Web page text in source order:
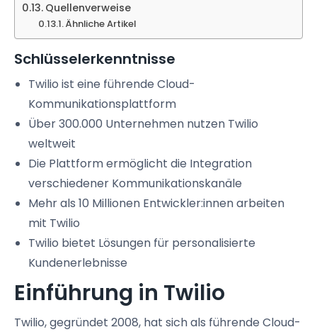
Quellenverweise
Ähnliche Artikel
Schlüsselerkenntnisse
Twilio ist eine führende Cloud-
Kommunikationsplattform
Über 300.000 Unternehmen nutzen Twilio
weltweit
Die Plattform ermöglicht die Integration
verschiedener Kommunikationskanäle
Mehr als 10 Millionen Entwickler:innen arbeiten
mit Twilio
Twilio bietet Lösungen für personalisierte
Kundenerlebnisse
Einführung in Twilio
Twilio, gegründet 2008, hat sich als führende Cloud-